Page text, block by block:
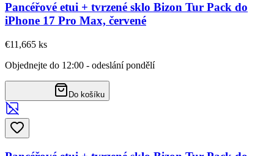
Pancéřové etui + tvrzené sklo Bizon Tur Pack do
iPhone 17 Pro Max, červené
€11,665 ks
Objednejte do 12:00 - odeslání pondělí
Do košíku